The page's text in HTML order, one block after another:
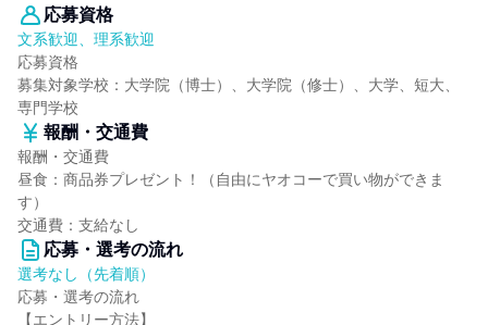
応募資格
文系歓迎、理系歓迎
応募資格
募集対象学校：大学院（博士）、大学院（修士）、大学、短大、
専門学校
報酬・交通費
報酬・交通費
昼食：商品券プレゼント！（自由にヤオコーで買い物ができま
す）
交通費：支給なし
応募・選考の流れ
選考なし（先着順）
応募・選考の流れ
【エントリー方法】